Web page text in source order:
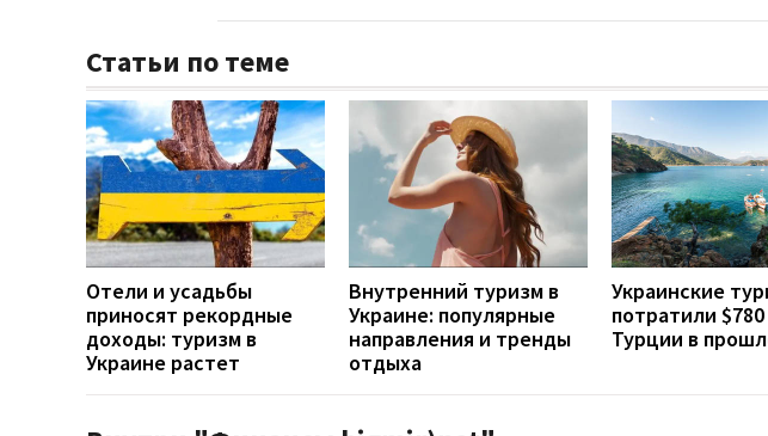
Статьи по теме
Отели и усадьбы
приносят рекордные
доходы: туризм в
Украине растет
Внутренний туризм в
Украине: популярные
направления и тренды
отдыха
Украинские
потратили
Турции в